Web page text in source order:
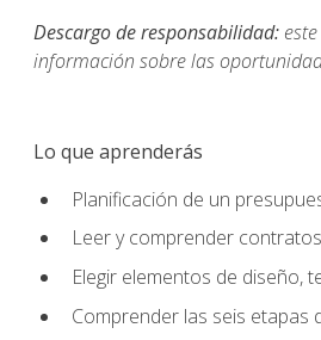
Descargo de responsabilidad:este
información sobre las
Lo que aprenderás
Planificación de un
Leer y comprender
Elegir elementos de diseño,
Comprender las seis etapas